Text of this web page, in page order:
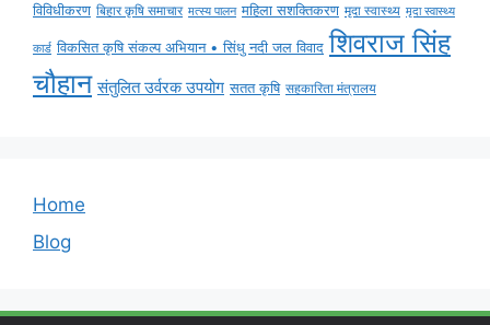
विविधीकरण बिहार कृषि समाचार मत्स्य पालन महिला सशक्तिकरण मृदा स्वास्थ्य मृदा स्वास्थ्य
कार्ड विकसित कृषि संकल्प अभियान • सिंधु नदी जल विवाद शिवराज सिंह
चौहान संतुलित उर्वरक उपयोग सतत कृषि सहकारिता मंत्रालय
Home
Blog